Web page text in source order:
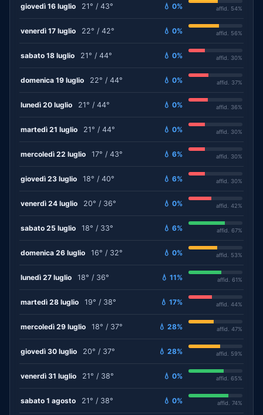
giovedì 16 luglio 21° / 43° 💧 0% affid. 54%
venerdì 17 luglio 22° / 42° 💧 0% affid. 56%
sabato 18 luglio 21° / 44° 💧 0% affid. 30%
domenica 19 luglio 22° / 44° 💧 0% affid. 37%
lunedì 20 luglio 21° / 44° 💧 0% affid. 36%
martedì 21 luglio 21° / 44° 💧 0% affid. 30%
mercoledì 22 luglio 17° / 43° 💧 6% affid. 30%
giovedì 23 luglio 18° / 40° 💧 6% affid. 30%
venerdì 24 luglio 20° / 36° 💧 0% affid. 42%
sabato 25 luglio 18° / 33° 💧 6% affid. 67%
domenica 26 luglio 16° / 32° 💧 0% affid. 53%
lunedì 27 luglio 18° / 36° 💧 11% affid. 61%
martedì 28 luglio 19° / 38° 💧 17% affid. 44%
mercoledì 29 luglio 18° / 37° 💧 28% affid. 47%
giovedì 30 luglio 20° / 37° 💧 28% affid. 59%
venerdì 31 luglio 21° / 38° 💧 0% affid. 65%
sabato 1 agosto 21° / 38° 💧 0% affid. 74%